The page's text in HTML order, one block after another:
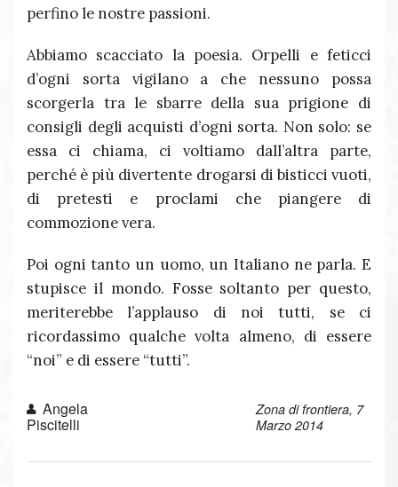
perfino le nostre passioni.
Abbiamo scacciato la poesia. Orpelli e feticci
d’ogni sorta vigilano a che nessuno possa
scorgerla tra le sbarre della sua prigione di
consigli degli acquisti d’ogni sorta. Non solo: se
essa ci chiama, ci voltiamo dall’altra parte,
perché è più divertente drogarsi di bisticci vuoti,
di pretesti e proclami che piangere di
commozione vera.
Poi ogni tanto un uomo, un Italiano ne parla. E
stupisce il mondo. Fosse soltanto per questo,
meriterebbe l’applauso di noi tutti, se ci
ricordassimo qualche volta almeno, di essere
“noi” e di essere “tutti”.
Angela
Piscitelli
Zona di frontiera, 7
Marzo 2014